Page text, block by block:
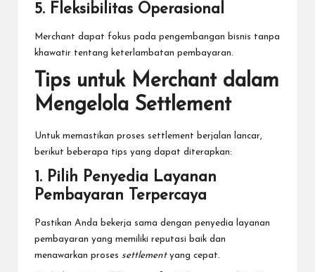
5. Fleksibilitas Operasional
Merchant dapat fokus pada pengembangan bisnis tanpa
khawatir tentang keterlambatan pembayaran.
Tips untuk Merchant dalam
Mengelola Settlement
Untuk memastikan proses settlement berjalan lancar,
berikut beberapa tips yang dapat diterapkan:
1. Pilih Penyedia Layanan
Pembayaran Terpercaya
Pastikan Anda bekerja sama dengan penyedia layanan
pembayaran yang memiliki reputasi baik dan
menawarkan proses settlement yang cepat.